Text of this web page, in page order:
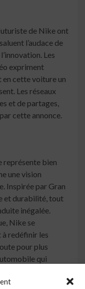
de Nike ont
l’audace de
Les
expriment
en cette voiture un
Les réseaux
et de partages,
cette annonce.
représente bien
une vision
Inspirée par Gran
et durabilité, tout
inégalée.
Nike se
à redéfinir les
pour plus
qui